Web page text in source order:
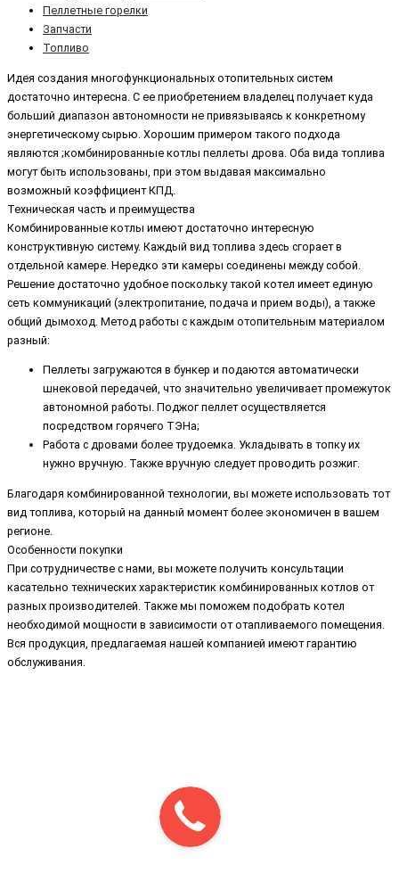
Пеллетные горелки
Запчасти
Топливо
Идея создания многофункциональных отопительных систем
достаточно интересна. С ее приобретением владелец получает куда
больший диапазон автономности не привязываясь к конкретному
энергетическому сырью. Хорошим примером такого подхода
являются ;комбинированные котлы пеллеты дрова. Оба вида топлива
могут быть использованы, при этом выдавая максимально
возможный коэффициент КПД.
Техническая часть и преимущества
Комбинированные котлы имеют достаточно интересную
конструктивную систему. Каждый вид топлива здесь сгорает в
отдельной камере. Нередко эти камеры соединены между собой.
Решение достаточно удобное поскольку такой котел имеет единую
сеть коммуникаций (электропитание, подача и прием воды), а также
общий дымоход. Метод работы с каждым отопительным материалом
разный:
Пеллеты загружаются в бункер и подаются автоматически
шнековой передачей, что значительно увеличивает промежуток
автономной работы. Поджог пеллет осуществляется
посредством горячего ТЭНа;
Работа с дровами более трудоемка. Укладывать в топку их
нужно вручную. Также вручную следует проводить розжиг.
Благодаря комбинированной технологии, вы можете использовать тот
вид топлива, который на данный момент более экономичен в вашем
регионе.
Особенности покупки
При сотрудничестве с нами, вы можете получить консультации
касательно технических характеристик комбинированных котлов от
разных производителей. Также мы поможем подобрать котел
необходимой мощности в зависимости от отапливаемого помещения.
Вся продукция, предлагаемая нашей компанией имеют гарантию
обслуживания.